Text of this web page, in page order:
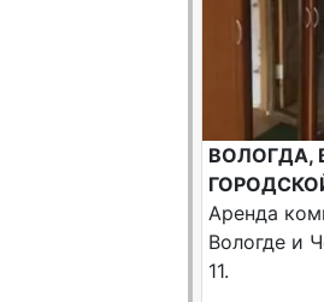
ВОЛОГДА,
Аренда
Вологде и
11.